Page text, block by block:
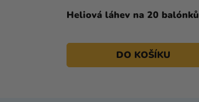
Heliová láhev na 20 balónků
DO KOŠÍKU